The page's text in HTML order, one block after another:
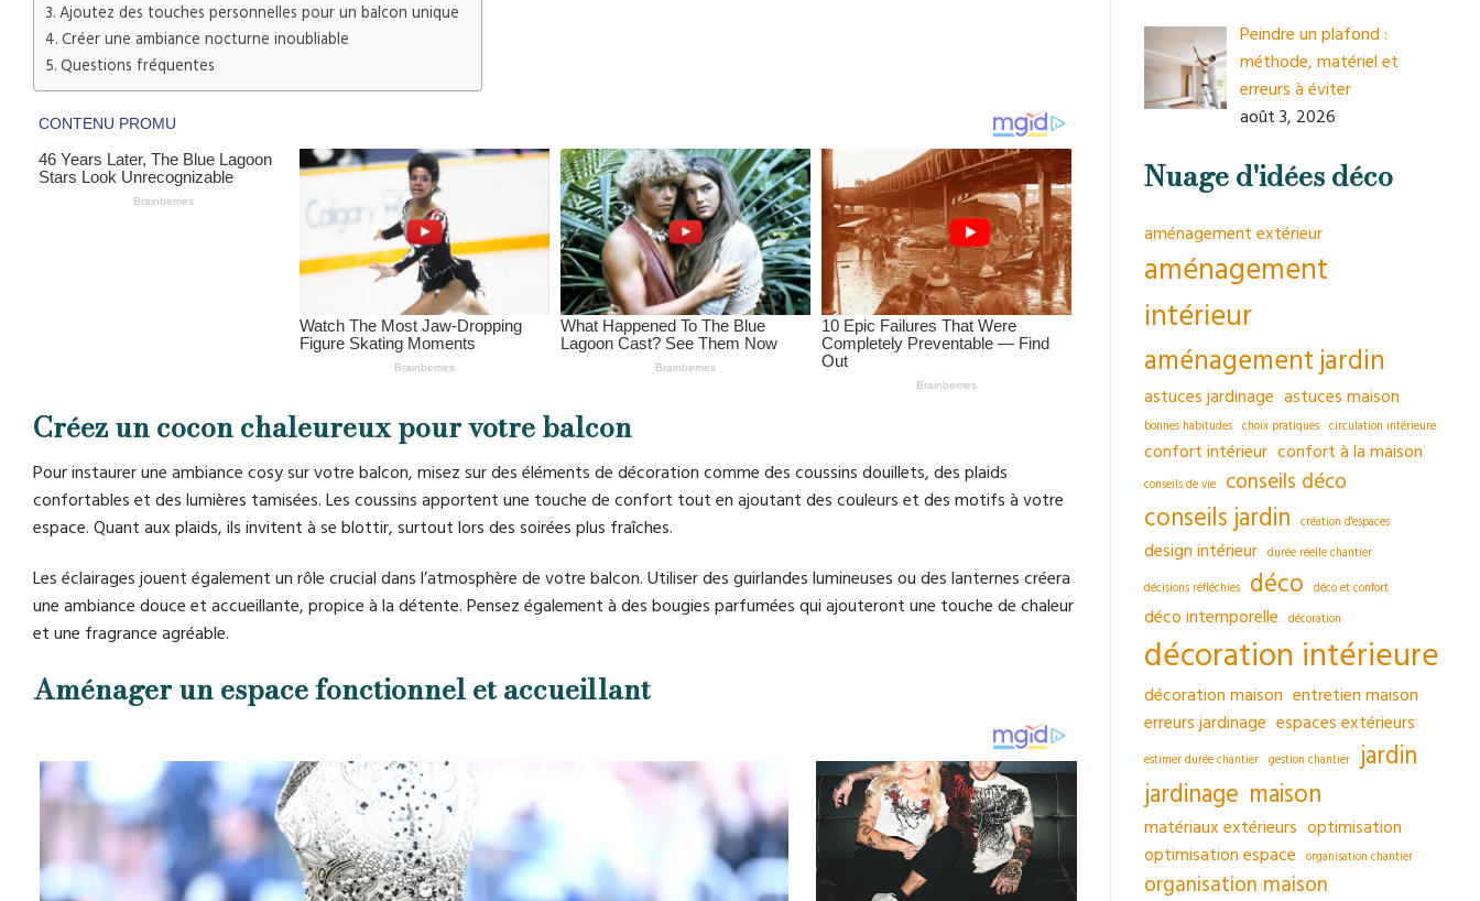
Ajoutez des touches personnelles pour un balcon unique
Créer une ambiance nocturne inoubliable
Questions fréquentes
Créez un cocon chaleureux pour votre balcon
Pour instaurer une ambiance cosy sur votre balcon, misez sur des éléments de décoration comme des coussins douillets, des plaids
confortables et des lumières tamisées. Les coussins apportent une touche de confort tout en ajoutant des couleurs et des motifs à votre
espace. Quant aux plaids, ils invitent à se blottir, surtout lors des soirées plus fraîches.
Les éclairages jouent également un rôle crucial dans l’atmosphère de votre balcon. Utiliser des guirlandes lumineuses ou des lanternes créera
une ambiance douce et accueillante, propice à la détente. Pensez également à des bougies parfumées qui ajouteront une touche de chaleur
et une fragrance agréable.
Aménager un espace fonctionnel et accueillant
Peindre un plafond :
méthode, matériel et
erreurs à éviter
août 3, 2026
Nuage d'idées déco
aménagement extérieur
aménagement
intérieur
aménagement jardin
astuces jardinage astuces maison
bonnes habitudes choix pratiques circulation intérieure
confort intérieur confort à la maison
conseils de vie conseils déco
conseils jardin création d'espaces
design intérieur durée réelle chantier
décisions réfléchies déco déco et confort
déco intemporelle décoration
décoration intérieure
décoration maison entretien maison
erreurs jardinage espaces extérieurs
estimer durée chantier gestion chantier
jardin
jardinage maison
matériaux extérieurs optimisation
optimisation espace
organisation chantier
organisation maison